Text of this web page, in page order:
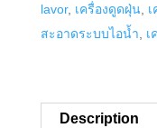
GV
KONE
lavor, เครื่องดูดฝุ่น,
สะอาดระบบไอน้ำ, เ
Description